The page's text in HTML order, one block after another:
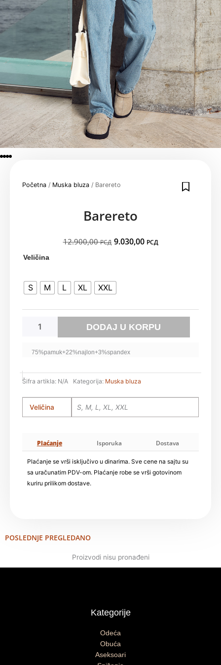
Početna / Muska bluza / Barereto
Barereto
12.900,00РСД ORIGINALNA
12.900,00 РСД.
9.030,00 РСДTRENUTNA
Veličina
S M L XL XXL
Barereto
DODAJ U KORPU
75%pamuk+22%najlon+3%spandex
Šifra artikla: N/A Kategorija: Muska bluza
Veličina S, M, L, XL, XXL
Plaćanje Isporuka Dostava
Plaćanje se vrši isključivo u dinarima. Sve cene na sajtu su
sa uračunatim PDV-om. Plaćanje robe se vrši gotovinom
kuriru prilikom dostave.
POSLEDNJE PREGLEDANO
Proizvodi nisu pronađeni
Kategorije
Odeća
Obuća
Aseksoari